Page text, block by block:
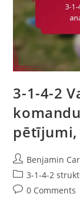
3-1-4-2
pētījumi,
Post
author:
Benjamin
Post
category:
3-1-4-2
Post0 Comments